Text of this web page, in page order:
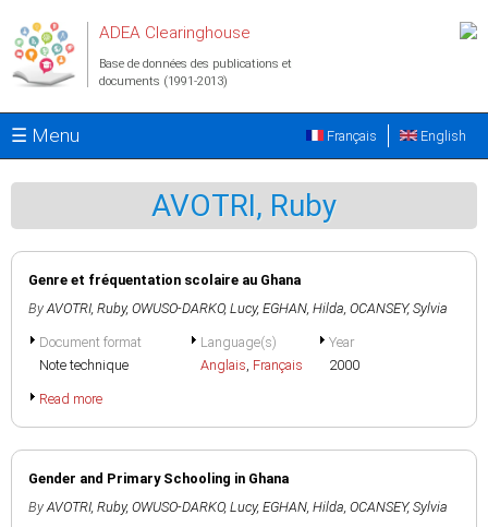
ADEA Clearinghouse
Base de données des publications et
documents (1991-2013)
☰ Menu English
Français
AVOTRI, Ruby
Genre et fréquentation scolaire au Ghana
By AVOTRI, Ruby, OWUSO-DARKO, Lucy, EGHAN, Hilda, OCANSEY, Sylvia
Document format
Note technique
Language(s)
Anglais, Français
Year
2000
Read more
Gender and Primary Schooling in Ghana
By AVOTRI, Ruby, OWUSO-DARKO, Lucy, EGHAN, Hilda, OCANSEY, Sylvia